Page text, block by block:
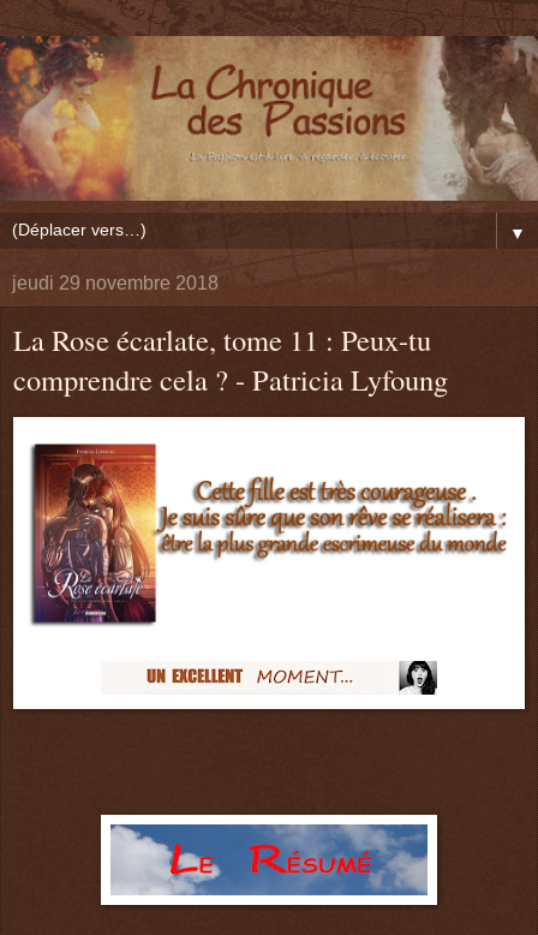
▼
jeudi 29 novembre 2018
La Rose écarlate, tome 11 : Peux-tu
comprendre cela ? - Patricia Lyfoung